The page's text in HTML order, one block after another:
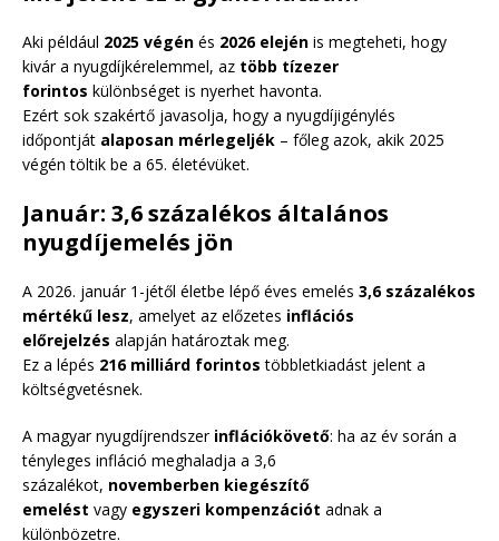
Aki például 2025 végén és 2026 elején is megteheti, hogy
kivár a nyugdíjkérelemmel, az több tízezer
forintos különbséget is nyerhet havonta.
Ezért sok szakértő javasolja, hogy a nyugdíjigénylés
időpontját alaposan mérlegeljék – főleg azok, akik 2025
végén töltik be a 65. életévüket.
Január: 3,6 százalékos általános
nyugdíjemelés jön
A 2026. január 1-jétől életbe lépő éves emelés 3,6 százalékos
mértékű lesz, amelyet az előzetes inflációs
előrejelzés alapján határoztak meg.
Ez a lépés 216 milliárd forintos többletkiadást jelent a
költségvetésnek.
A magyar nyugdíjrendszer inflációkövető: ha az év során a
tényleges infláció meghaladja a 3,6
százalékot, novemberben kiegészítő
emelést vagy egyszeri kompenzációt adnak a
különbözetre.